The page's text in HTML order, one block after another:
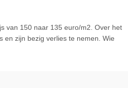
van 150 naar 135 euro/m2. Over het
en zijn bezig verlies te nemen. Wie